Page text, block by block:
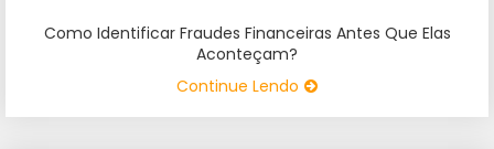
Como Identificar Fraudes Financeiras Antes Que Elas
Aconteçam?
Continue Lendo